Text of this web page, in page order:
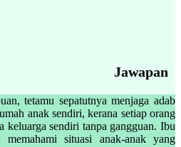
Jawapan
tetamu sepatutnya menjaga adab
anak sendiri, kerana setiap orang
keluarga sendiri tanpa gangguan. Ibu
situasi anak-anak yang